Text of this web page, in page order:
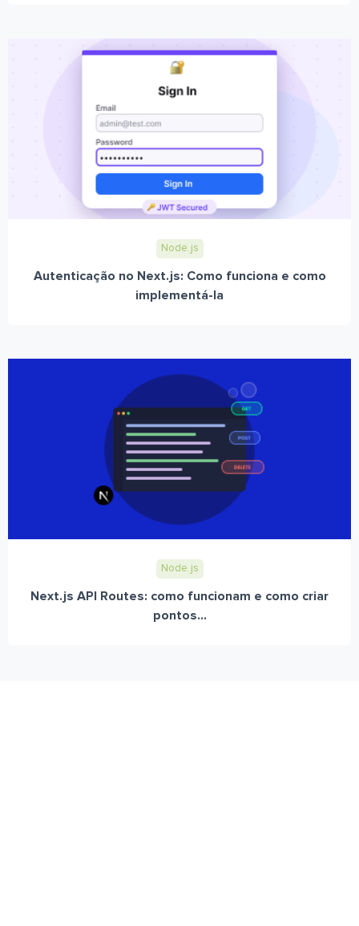
Node.js
Autenticação no Next.js: Como funciona e como
implementá-la
Node.js
Next.js API Routes: como funcionam e como criar
pontos...